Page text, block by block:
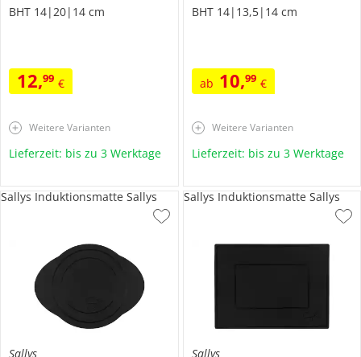
BHT 14|20|14 cm
12,99 €
Weitere Varianten
Lieferzeit: bis zu 3 Werktage
BHT 14|13,5|14 cm
ab 10,99 €
Weitere Varianten
Lieferzeit: bis zu 3 Werktage
Sallys
Sallys Induktionsmatte Sallys
Sallys
Sallys Induktionsmatte Sallys